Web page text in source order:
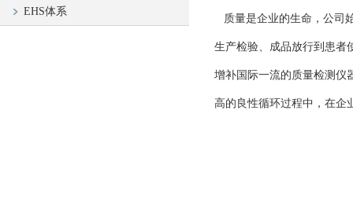
EHS体系
质量是企业的生命，公司
生产检验、成品放行到患者
增补国际一流的质量检测仪
高的良性循环过程中，在企